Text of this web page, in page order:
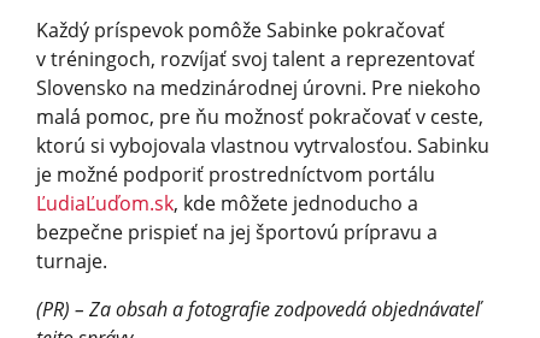
Každý príspevok pomôže Sabinke pokračovať
v tréningoch, rozvíjať svoj talent a reprezentovať
Slovensko na medzinárodnej úrovni. Pre niekoho
malá pomoc, pre ňu možnosť pokračovať v ceste,
ktorú si vybojovala vlastnou vytrvalosťou. Sabinku
je možné podporiť prostredníctvom portálu
ĽudiaĽuďom.sk, kde môžete jednoducho a
bezpečne prispieť na jej športovú prípravu a
turnaje.
(PR) – Za obsah a fotografie zodpovedá objednávateľ